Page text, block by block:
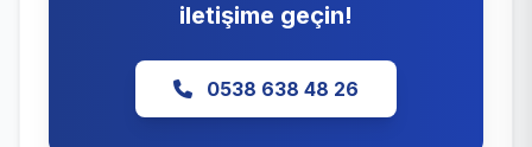
iletişime geçin!
0538 638 48 26